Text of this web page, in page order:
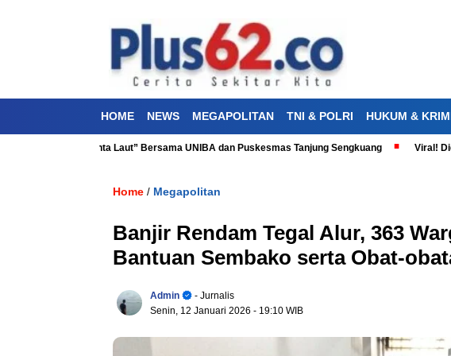
HOME NEWS MEGAPOLITAN TNI & POLRI HUKUM &
“Aku Cinta Laut” Bersama UNIBA dan Puskesmas Tanjung Sengkuang Viral! Diduga
Home / Megapolitan
Banjir Rendam Tegal Alur, 363
Bantuan Sembako serta Obat-
Admin
- Jurnalis
Senin, 12 Januari 2026 - 19:10 WIB